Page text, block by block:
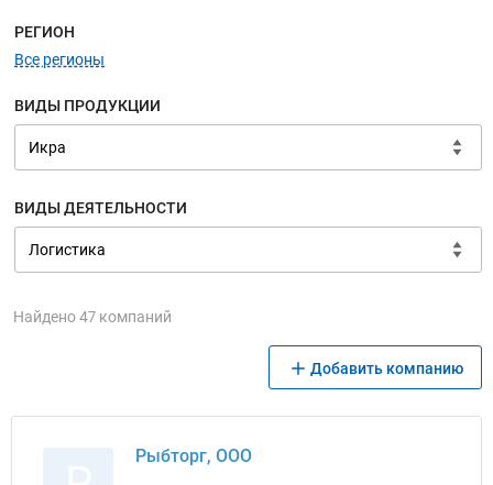
Меню навигации
РЕГИОН
Все регионы
ВИДЫ ПРОДУКЦИИ
ВИДЫ ДЕЯТЕЛЬНОСТИ
Найдено 47 компаний
Добавить компанию
Рыбторг, ООО